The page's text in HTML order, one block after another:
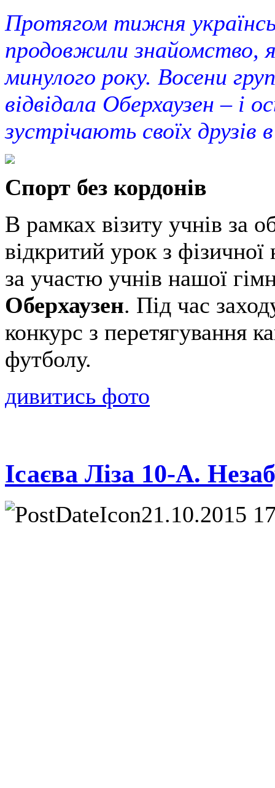
Протягом тижня
продовжили знайомство,
минулого року. Восени
відвідала Оберхаузен – і
зустрічають своїх друзів
Спорт без кордонів
В рамках візиту учнів за
відкритий урок з
за участю учнів нашої
Оберхаузен. Під час
конкурс з перетягування
футболу.
дивитись фото
Ісаєва Ліза 10-А.
21.10.2015